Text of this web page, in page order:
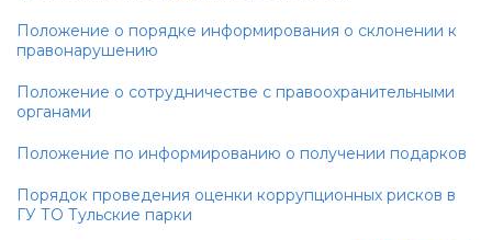
Положение о порядке информирования о склонении к
правонарушению
Положение о сотрудничестве с правоохранительными
органами
Положение по информированию о получении подарков
Порядок проведения оценки коррупционных рисков в
ГУ ТО Тульские парки